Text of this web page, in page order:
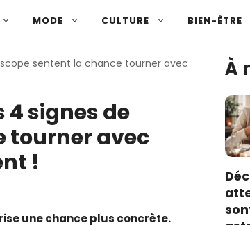
MODE CULTURE BIEN-ÊTRE
sentent la chance tourner avec
4 signes de
tourner avec
!
une chance plus concrète.
À